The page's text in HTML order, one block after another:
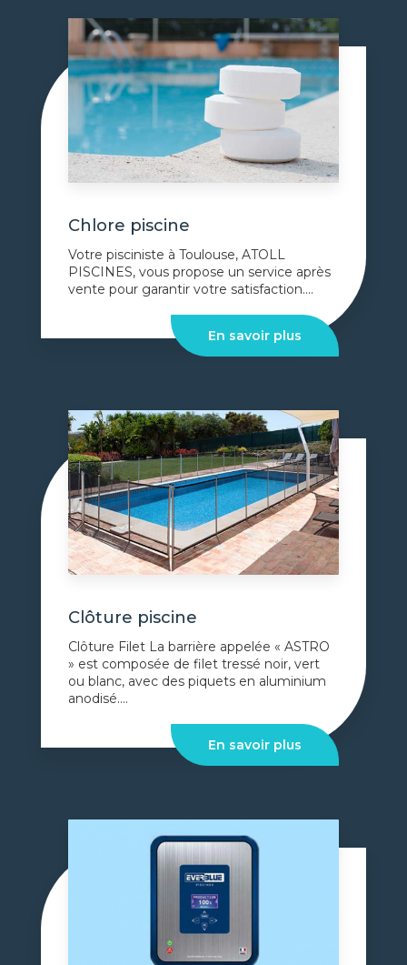
Chlore piscine
Votre pisciniste à Toulouse, ATOLL
PISCINES, vous propose un service après
vente pour garantir votre satisfaction....
En savoir plus
Clôture piscine
Clôture Filet La barrière appelée « ASTRO
» est composée de filet tressé noir, vert
ou blanc, avec des piquets en aluminium
anodisé....
En savoir plus